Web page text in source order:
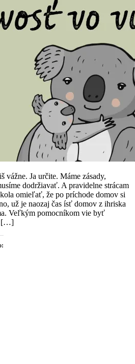
vážne. Ja určite. Máme zásady,
dodržiavať. A pravidelne strácam
omieľať, že po príchode domov si
už je naozaj čas ísť domov z ihriska
Veľkým pomocníkom vie byť
[…]